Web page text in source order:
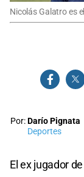
Nicolás Galatro es
Por:Darío Pignata
Deportes
El ex jugador de